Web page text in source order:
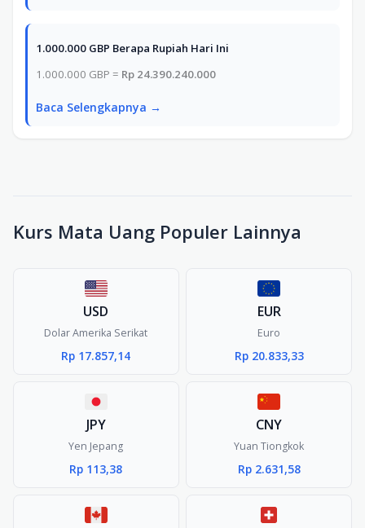
1.000.000 GBP Berapa Rupiah Hari Ini
1.000.000 GBP = Rp 24.390.240.000
Baca Selengkapnya →
Kurs Mata Uang Populer Lainnya
USD
Dolar Amerika Serikat
Rp 17.857,14
EUR
Euro
Rp 20.833,33
JPY
Yen Jepang
Rp 113,38
CNY
Yuan Tiongkok
Rp 2.631,58